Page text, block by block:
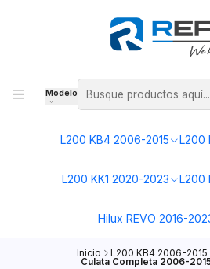
Modelo
L200 KB4 2006-2015 L200
L200 KK1 2020-2023 L200
Hilux REVO 2016-
Inicio L200 KB4 2006-2015
Culata Completa 2006-